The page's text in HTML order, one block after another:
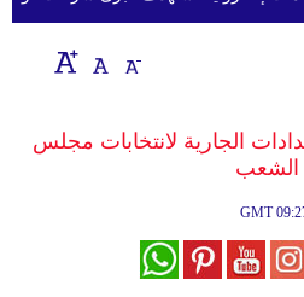
إقتصاد
وموسيقى
الجارية لانتخابات مجلس
الشعب
GMT